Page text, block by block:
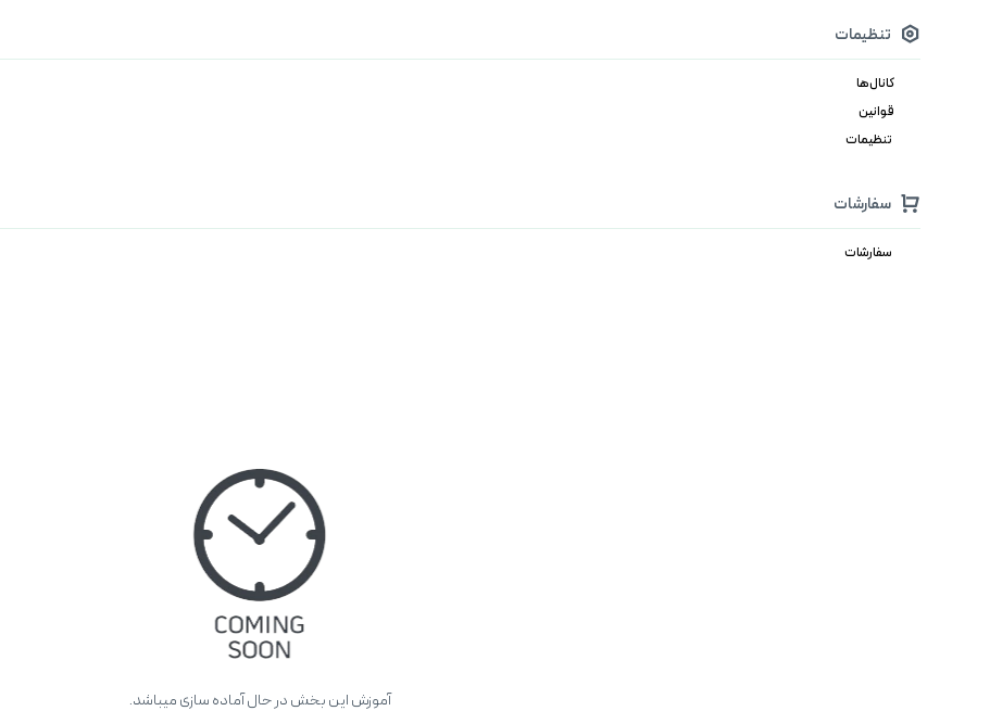
تنظیمات
کانال‌ها
قوانین
تنظیمات
سفارشات
سفارشات
آموزش این بخش در حال آماده سازی میباشد.